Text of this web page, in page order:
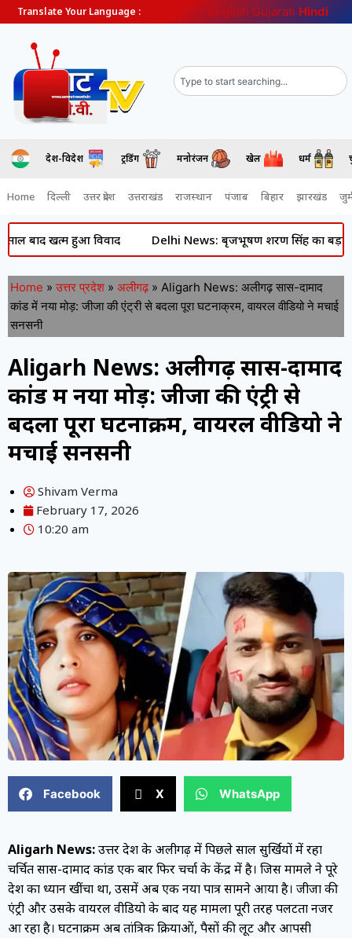
Translate Your Language : English Gujarati Hindi
देश-विदेश ट्रेंडिंग मनोरंजन खेल धर्म
Home दिल्ली उत्तर प्रदेश उत्तराखंड राजस्थान पंजाब बिहार झारखंड
खत्म हुआ विवाद Delhi News: बृजभूषण शरण सिंह का बड़ा बयान-
Home » उत्तर प्रदेश » अलीगढ़ » Aligarh News: अलीगढ़ सास-दामाद
कांड में नया मोड़: जीजा की एंट्री से बदला पूरा घटनाक्रम, वायरल वीडियो ने मचाई
सनसनी
Aligarh News: अलीगढ़ सास-दामाद
कांड में नया मोड़: जीजा की एंट्री से
बदला पूरा घटनाक्रम, वायरल वीडियो ने
मचाई सनसनी
Shivam Verma
February 17, 2026
10:20 am
Facebook X WhatsApp
Aligarh News:उत्तर प्रदेश के अलीगढ़ में पिछले साल सुर्खियों में रहा
चर्चित सास-दामाद कांड एक बार फिर चर्चा के केंद्र में है। जिस मामले ने पूरे
देश का ध्यान खींचा था, उसमें अब एक नया पात्र सामने आया है। जीजा की
एंट्री और उसके वायरल वीडियो के बाद यह मामला पूरी तरह पलटता नजर
आ रहा है। घटनाक्रम अब तांत्रिक क्रियाओं, पैसों की लूट और आपसी